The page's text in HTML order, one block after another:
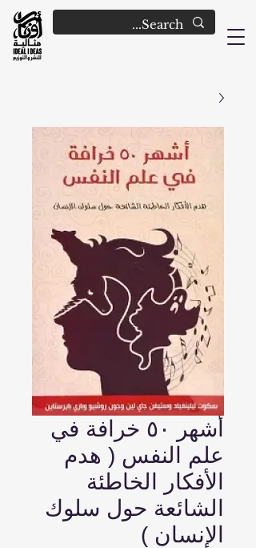
أشهر ٥٠ خرافة في
علم النفس ( هدم
الأفكار الخاطئة
الشائعة حول سلوك
الإنسان )